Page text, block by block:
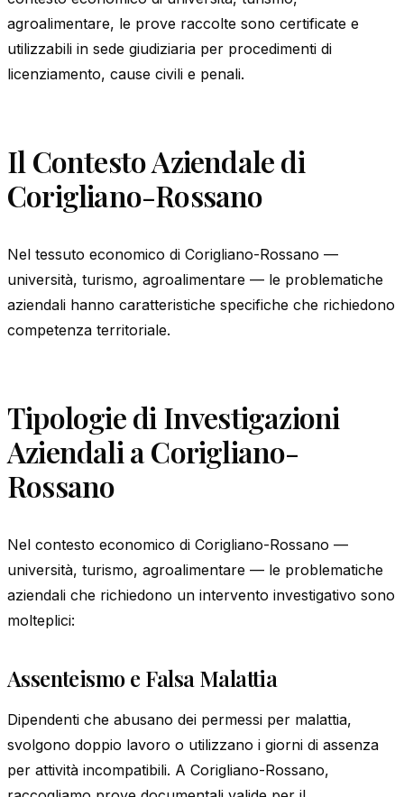
agroalimentare, le prove raccolte sono certificate e
utilizzabili in sede giudiziaria per procedimenti di
licenziamento, cause civili e penali.
Il Contesto Aziendale di
Corigliano-Rossano
Nel tessuto economico di Corigliano-Rossano —
università, turismo, agroalimentare — le problematiche
aziendali hanno caratteristiche specifiche che richiedono
competenza territoriale.
Tipologie di Investigazioni
Aziendali a Corigliano-
Rossano
Nel contesto economico di Corigliano-Rossano —
università, turismo, agroalimentare — le problematiche
aziendali che richiedono un intervento investigativo sono
molteplici:
Assenteismo e Falsa Malattia
Dipendenti che abusano dei permessi per malattia,
svolgono doppio lavoro o utilizzano i giorni di assenza
per attività incompatibili. A Corigliano-Rossano,